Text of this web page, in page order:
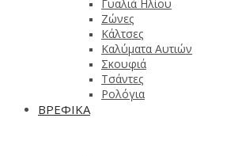
Γυαλιά Ηλίου
Ζώνες
Κάλτσες
Καλύματα Αυτιών
Σκουφιά
Τσάντες
Ρολόγια
ΒΡΕΦΙΚΑ